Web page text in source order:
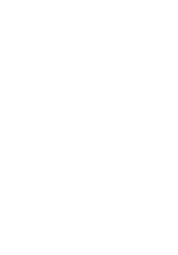
favoritos